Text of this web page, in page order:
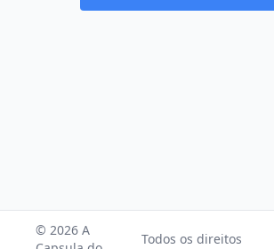
© 2026 A
Todos os direitos